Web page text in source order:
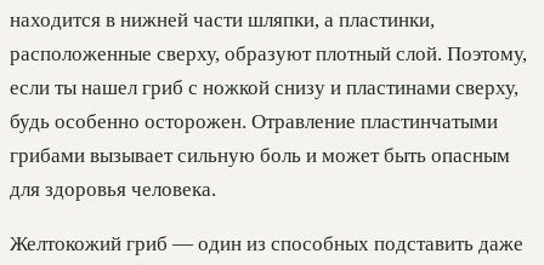
находится в нижней части шляпки, а пластинки,
расположенные сверху, образуют плотный слой. Поэтому,
если ты нашел гриб с ножкой снизу и пластинами сверху,
будь особенно осторожен. Отравление пластинчатыми
грибами вызывает сильную боль и может быть опасным
для здоровья человека.
Желтокожий гриб — один из способных подставить даже